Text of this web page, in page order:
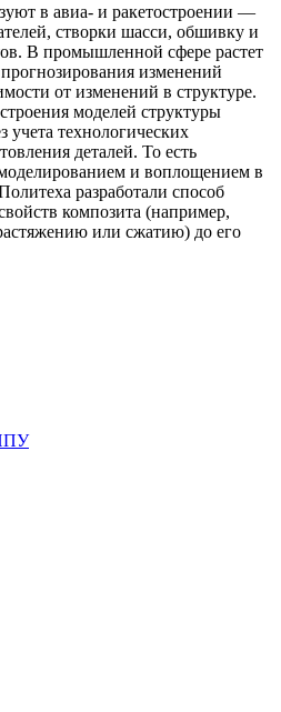
в авиа- и ракетостроении —
створки шасси, обшивку и
В промышленной сфере растет
изменений
от изменений в структуре.
моделей структуры
учета технологических
деталей. То есть
и воплощением в
разработали способ
композита (например,
или сжатию) до его